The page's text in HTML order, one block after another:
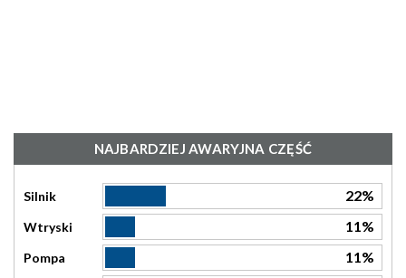
NAJBARDZIEJ AWARYJNA CZĘŚĆ
Silnik 22%
Wtryski 11%
Pompa 11%